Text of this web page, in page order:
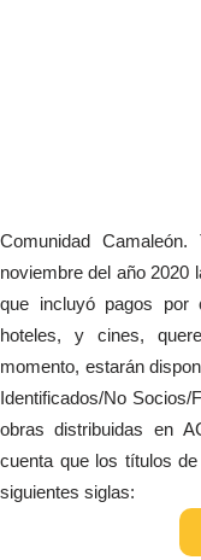
Comunidad
noviembre del año 2020
que incluyó pagos por
hoteles, y cines,
momento, estarán
Identificados/No Socios/
obras distribuidas en
cuenta que los títulos
siguientes siglas: